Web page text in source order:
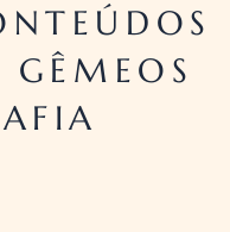
GÊMEOS